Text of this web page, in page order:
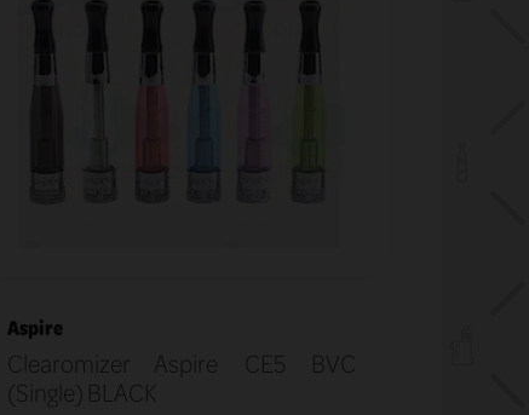
Aspire
Clearomizer Aspire CE5 BVC
(Single) BLACK